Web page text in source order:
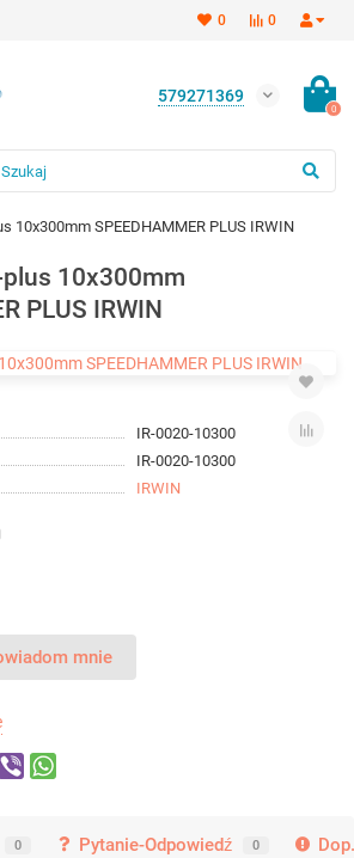
0
0
579271369
0
10x300mm SPEEDHAMMER PLUS IRWIN
plus 10x300mm
PLUS IRWIN
IR-0020-10300
IR-0020-10300
IRWIN
mnie
0 Pytanie-Odpowiedź 0